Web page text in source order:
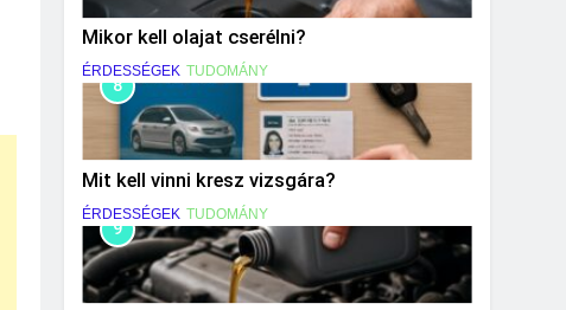
Mikor kell olajat cserélni?
ÉRDESSÉGEK TUDOMÁNY
8
Mit kell vinni kresz vizsgára?
ÉRDESSÉGEK TUDOMÁNY
9